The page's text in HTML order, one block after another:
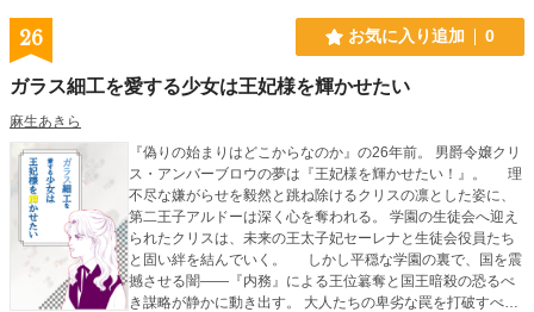
26 お気に入り追加 0
ガラス細工を愛する少女は王妃様を輝かせたい
麻生あきら
『偽りの始まりはどこからなのか』の26年前。 男爵令嬢クリ
ス・アンバーブロウの夢は『王妃様を輝かせたい！』。 理
不尽な嫌がらせを毅然と跳ね除けるクリスの凛とした姿に、
第二王子アルドーは深く心を奪われる。 学園の生徒会へ迎え
られたクリスは、未来の王太子妃セーレナと生徒会役員たち
と固い絆を結んでいく。 しかし平穏な学園の裏で、国を震
撼させる闇――『内務』による王位簒奪と国王暗殺の恐るべ
き謀略が静かに動き出す。 大人たちの卑劣な罠を打破すべく